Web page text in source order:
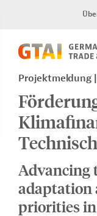
Projektmeldung
Advancing
adaptation
priorities